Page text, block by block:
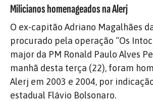
Milicianos homenageados na Alerj
O ex-capitão Adriano Magalhães
procurado pela operação “Os
major da PM Ronald Paulo Alves
manhã desta terça (22), foram
Alerj em 2003 e 2004, por
estadual Flávio Bolsonaro.